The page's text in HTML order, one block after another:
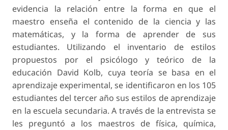
evidencia la relación entre la forma en que el
maestro enseña el contenido de la ciencia y las
matemáticas, y la forma de aprender de sus
estudiantes. Utilizando el inventario de estilos
propuestos por el psicólogo y teórico de la
educación David Kolb, cuya teoría se basa en el
aprendizaje experimental, se identificaron en los 105
estudiantes del tercer año sus estilos de aprendizaje
en la escuela secundaria. A través de la entrevista se
les preguntó a los maestros de física, química,